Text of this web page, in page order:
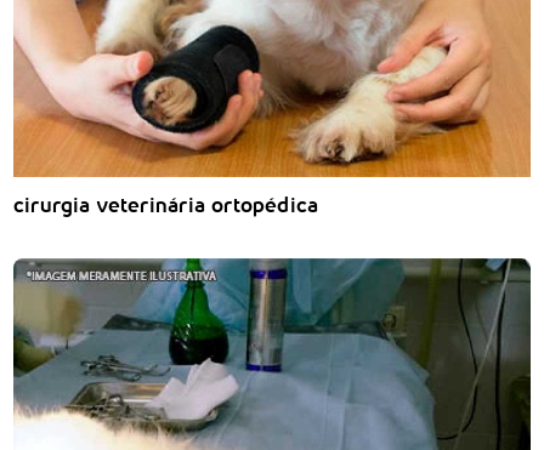
cirurgia veterinária ortopédica